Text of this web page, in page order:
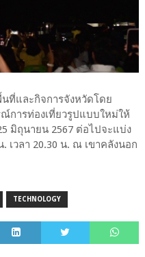
ที่และกิจการจังหวัดโดย
การท่องเที่ยวรูปแบบใหม่ให้
มิถุนายน 2567 ต่อไปจะแบ่ง
เวลา 20.30 น. ณ เขาคลังนอก
TECHNOLOGY